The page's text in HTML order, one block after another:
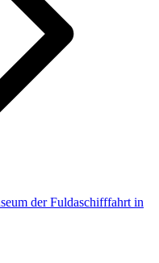
der Fuldaschifffahrt in